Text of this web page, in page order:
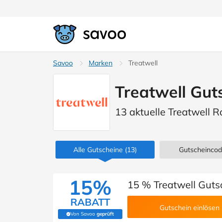
Savoo Marken Treatwell
Treatwell
13 aktuelle Treatwell
Alle Gutscheine (13)
15%
RABATT
Von Savoo geprüft
(Von Savoo geprüft)
15 % Treatwell
Gutschein einlösen